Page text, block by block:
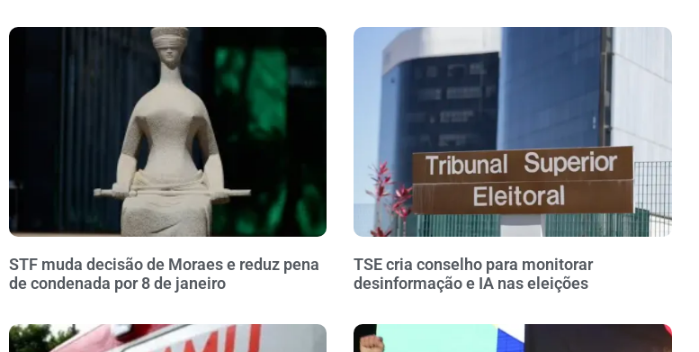
STF muda decisão de Moraes e reduz pena
de condenada por 8 de janeiro
TSE cria conselho para monitorar
desinformação e IA nas eleições